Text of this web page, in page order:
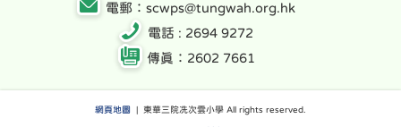
電郵：scwps@tungwah.org.hk
電話 : 2694 9272
傳真：2602 7661
網頁地圖 | 東華三院冼次雲小學 All rights reserved.